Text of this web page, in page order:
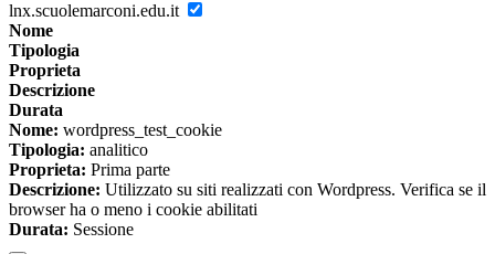
lnx.scuolemarconi.edu.it
Nome
Tipologia
Proprieta
Descrizione
Durata
Nome: wordpress_test_cookie
Tipologia: analitico
Proprieta: Prima parte
Descrizione: Utilizzato su siti realizzati con Wordpress. Verifica se il
browser ha o meno i cookie abilitati
Durata: Sessione